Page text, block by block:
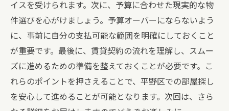
イスを受けられます。次に、予算に合わせた現実的な物
件選びを心がけましょう。予算オーバーにならないよう
に、事前に自分の支払可能な範囲を明確にしておくこと
が重要です。最後に、賃貸契約の流れを理解し、スムー
ズに進めるための準備を整えておくことが必要です。こ
れらのポイントを押さえることで、平野区での部屋探し
を安心して進めることが可能となります。次回は、さら